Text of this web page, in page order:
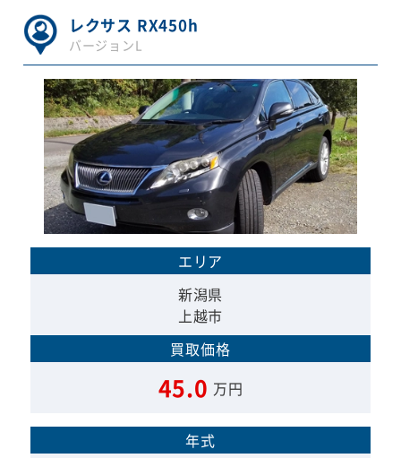
レクサス RX450h
バージョンL
エリア
新潟県
上越市
買取価格
45.0 万円
年式